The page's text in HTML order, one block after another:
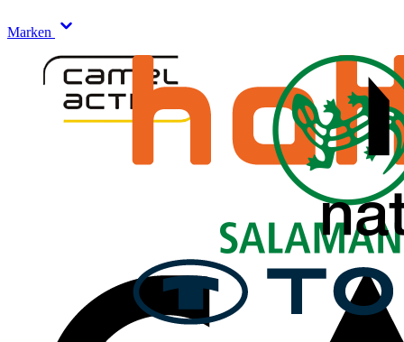
Marken